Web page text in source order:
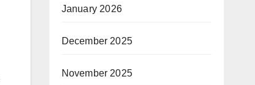
January 2026
December 2025
November 2025